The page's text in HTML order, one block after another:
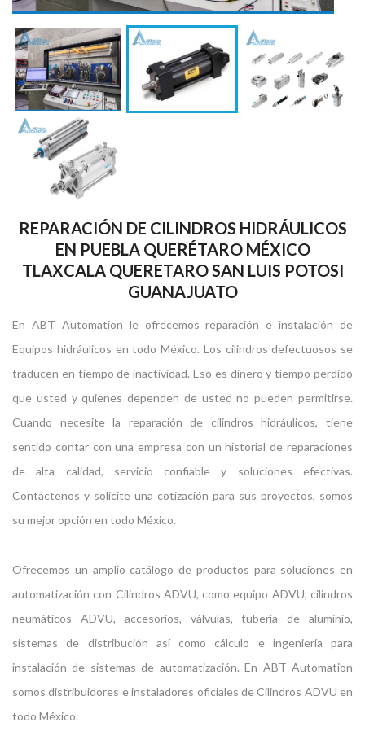
REPARACIÓN DE CILINDROS HIDRÁULICOS
EN PUEBLA QUERÉTARO MÉXICO
TLAXCALA QUERETARO SAN LUIS POTOSI
GUANAJUATO
En ABT Automation le ofrecemos reparación e instalación de
Equipos hidráulicos en todo México. Los cilindros defectuosos se
traducen en tiempo de inactividad. Eso es dinero y tiempo perdido
que usted y quienes dependen de usted no pueden permitirse.
Cuando necesite la reparación de cilindros hidráulicos, tiene
sentido contar con una empresa con un historial de reparaciones
de alta calidad, servicio confiable y soluciones efectivas.
Contáctenos y solicite una cotización para sus proyectos, somos
su mejor opción en todo México.
Ofrecemos un amplio catálogo de productos para soluciones en
automatización con Cilindros ADVU, como equipo ADVU, cilindros
neumáticos ADVU, accesorios, válvulas, tubería de aluminio,
sistemas de distribución así como cálculo e ingeniería para
instalación de sistemas de automatización. En ABT Automation
somos distribuidores e instaladores oficiales de Cilindros ADVU en
todo México.